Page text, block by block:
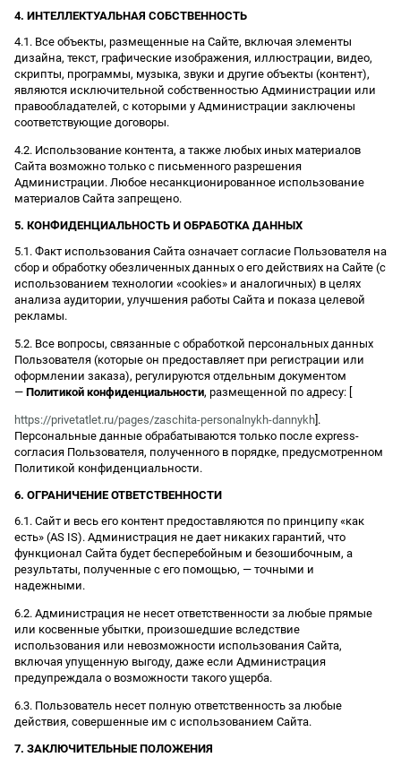
4. ИНТЕЛЛЕКТУАЛЬНАЯ СОБСТВЕННОСТЬ
4.1. Все объекты, размещенные на Сайте, включая элементы
дизайна, текст, графические изображения, иллюстрации, видео,
скрипты, программы, музыка, звуки и другие объекты (контент),
являются исключительной собственностью Администрации или
правообладателей, с которыми у Администрации заключены
соответствующие договоры.
4.2. Использование контента, а также любых иных материалов
Сайта возможно только с письменного разрешения
Администрации. Любое несанкционированное использование
материалов Сайта запрещено.
5. КОНФИДЕНЦИАЛЬНОСТЬ И ОБРАБОТКА ДАННЫХ
5.1. Факт использования Сайта означает согласие Пользователя на
сбор и обработку обезличенных данных о его действиях на Сайте (с
использованием технологии «cookies» и аналогичных) в целях
анализа аудитории, улучшения работы Сайта и показа целевой
рекламы.
5.2. Все вопросы, связанные с обработкой персональных данных
Пользователя (которые он предоставляет при регистрации или
оформлении заказа), регулируются отдельным документом
— Политикой конфиденциальности, размещенной по адресу: [
https://privetatlet.ru/pages/zaschita-personalnykh-dannykh ].
Персональные данные обрабатываются только после express-
согласия Пользователя, полученного в порядке, предусмотренном
Политикой конфиденциальности.
6. ОГРАНИЧЕНИЕ ОТВЕТСТВЕННОСТИ
6.1. Сайт и весь его контент предоставляются по принципу «как
есть» (AS IS). Администрация не дает никаких гарантий, что
функционал Сайта будет бесперебойным и безошибочным, а
результаты, полученные с его помощью, — точными и
надежными.
6.2. Администрация не несет ответственности за любые прямые
или косвенные убытки, произошедшие вследствие
использования или невозможности использования Сайта,
включая упущенную выгоду, даже если Администрация
предупреждала о возможности такого ущерба.
6.3. Пользователь несет полную ответственность за любые
действия, совершенные им с использованием Сайта.
7. ЗАКЛЮЧИТЕЛЬНЫЕ ПОЛОЖЕНИЯ